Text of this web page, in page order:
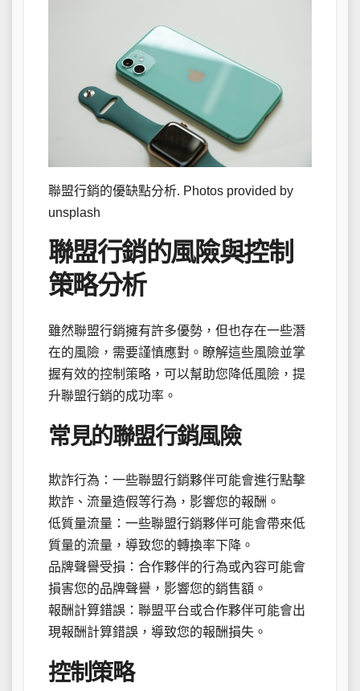
聯盟行銷的優缺點分析. Photos provided by
unsplash
聯盟行銷的風險與控制
策略分析
雖然聯盟行銷擁有許多優勢，但也存在一些潛
在的風險，需要謹慎應對。瞭解這些風險並掌
握有效的控制策略，可以幫助您降低風險，提
升聯盟行銷的成功率。
常見的聯盟行銷風險
欺詐行為：一些聯盟行銷夥伴可能會進行點擊
欺詐、流量造假等行為，影響您的報酬。
低質量流量：一些聯盟行銷夥伴可能會帶來低
質量的流量，導致您的轉換率下降。
品牌聲譽受損：合作夥伴的行為或內容可能會
損害您的品牌聲譽，影響您的銷售額。
報酬計算錯誤：聯盟平台或合作夥伴可能會出
現報酬計算錯誤，導致您的報酬損失。
控制策略